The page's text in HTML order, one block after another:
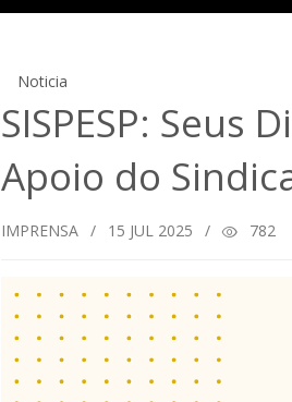
Noticia
SISPESP: Seus
Apoio do
IMPRENSA / 15 JUL 2025 / 782